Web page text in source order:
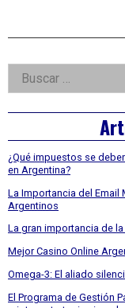
Right
Asides
Buscar:
¿Qué impuestos se
en Argentina?
La Importancia del Email
Argentinos
La gran importancia de
Mejor Casino Online
Omega-3: El aliado
El Programa de Gestión